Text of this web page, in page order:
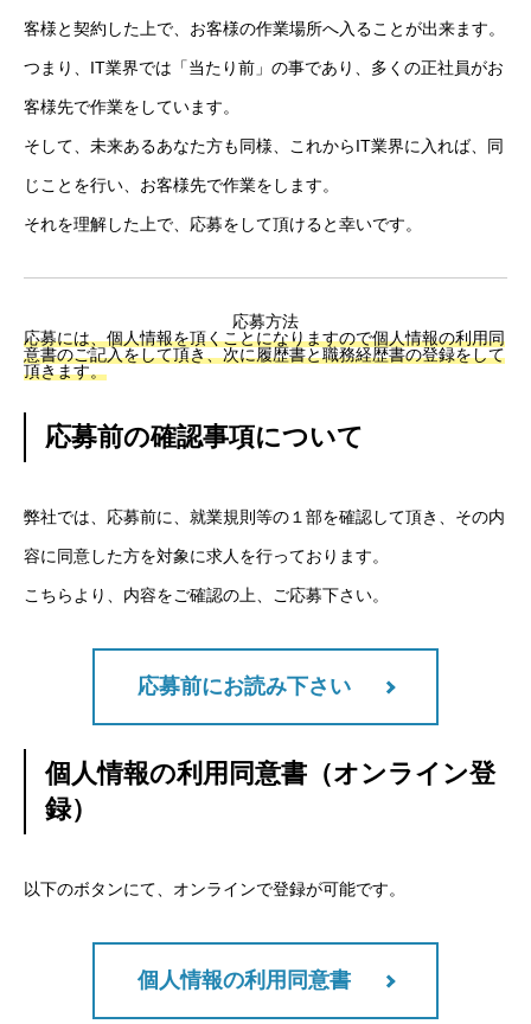
お知らせ
募集要項
会社説明会
体験入社のご案内
SDGs取り組み
個人情報保護方針
客様と契約した上で、お客様の作業場所へ入ることが出来ます。
つまり、IT業界では「当たり前」の事であり、多くの正社員がお
客様先で作業をしています。
そして、未来あるあなた方も同様、これからIT業界に入れば、同
じことを行い、お客様先で作業をします。
それを理解した上で、応募をして頂けると幸いです。
応募方法
応募には、個人情報を頂くことになりますので個人情報の利用同
意書のご記入をして頂き、次に履歴書と職務経歴書の登録をして
頂きます。
応募前の確認事項について
弊社では、応募前に、就業規則等の１部を確認して頂き、その内
容に同意した方を対象に求人を行っております。
こちら より、内容をご確認の上、ご応募下さい。
応募前にお読み下さい
個人情報の利用同意書（オンライン登
録）
以下のボタンにて、オンラインで登録が可能です。
個人情報の利用同意書